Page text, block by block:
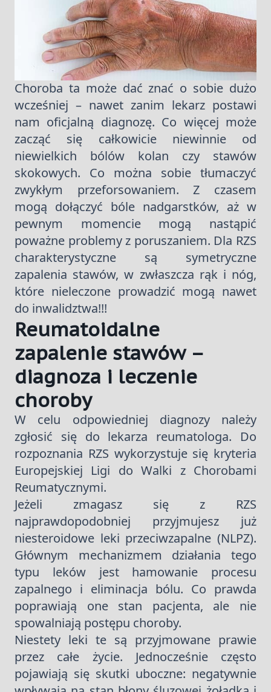
Choroba ta może dać znać o sobie dużo
wcześniej – nawet zanim lekarz postawi
nam oficjalną diagnozę. Co więcej może
zacząć się całkowicie niewinnie od
niewielkich bólów kolan czy stawów
skokowych. Co można sobie tłumaczyć
zwykłym przeforsowaniem. Z czasem
mogą dołączyć bóle nadgarstków, aż w
pewnym momencie mogą nastąpić
poważne problemy z poruszaniem. Dla RZS
charakterystyczne są symetryczne
zapalenia stawów, w zwłaszcza rąk i nóg,
które nieleczone prowadzić mogą nawet
do inwalidztwa!!!
Reumatoidalne
zapalenie stawów –
diagnoza i leczenie
choroby
W celu odpowiedniej diagnozy należy
zgłosić się do lekarza reumatologa. Do
rozpoznania RZS wykorzystuje się kryteria
Europejskiej Ligi do Walki z Chorobami
Reumatycznymi.
Jeżeli zmagasz się z RZS
najprawdopodobniej przyjmujesz już
niesteroidowe leki przeciwzapalne (NLPZ).
Głównym mechanizmem działania tego
typu leków jest hamowanie procesu
zapalnego i eliminacja bólu. Co prawda
poprawiają one stan pacjenta, ale nie
spowalniają postępu choroby.
Niestety leki te są przyjmowane prawie
przez całe życie. Jednocześnie często
pojawiają się skutki uboczne: negatywnie